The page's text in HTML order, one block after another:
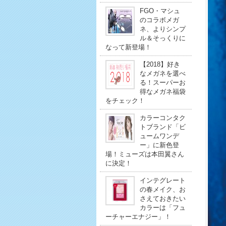
FGO・マシュ
のコラボメガ
ネ、よりシンプ
ル＆そっくりに
なって新登場！
【2018】好き
なメガネを選べ
る！スーパーお
得なメガネ福袋
をチェック！
カラーコンタク
トブランド「ビ
ュームワンデ
ー」に新色登
場！ミューズは本田翼さん
に決定！
インテグレート
の春メイク、お
さえておきたい
カラーは「フュ
ーチャーエナジー」！